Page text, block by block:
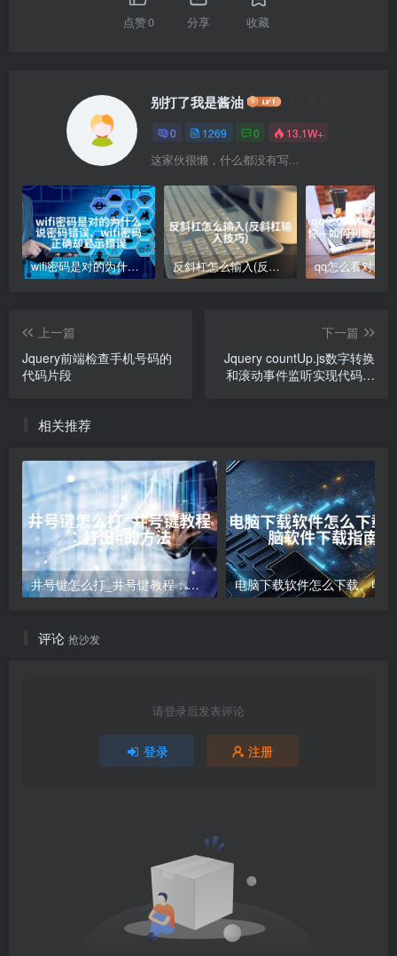
点赞0 分享 收藏
别打了我是酱油
0 1269 0 13.1W+
这家伙很懒，什么都没有写...
wifi密码是对的为什么说密码错误、wifi密码正确却显示错误 反斜杠怎么输入(反斜杠输入技巧)
上一篇
Jquery前端检查手机号码的
代码片段
下一篇
Jquery countUp.js数字转换
和滚动事件监听实现代码片
相关推荐
井号键怎么打_井号键教程：打出#的方法
评论 抢沙发
请登录后发表评论
登录 注册